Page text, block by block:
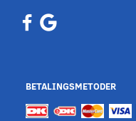
BETALINGSMETODER